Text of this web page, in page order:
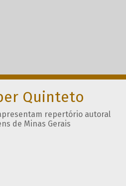
Quinteto
repertório autoral
de Minas Gerais